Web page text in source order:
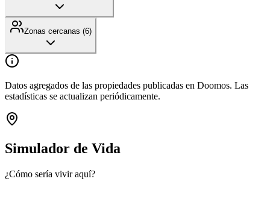
Zonas cercanas (6)
Datos agregados de las propiedades publicadas en Doomos. Las
estadísticas se actualizan periódicamente.
Simulador de Vida
¿Cómo sería vivir aquí?